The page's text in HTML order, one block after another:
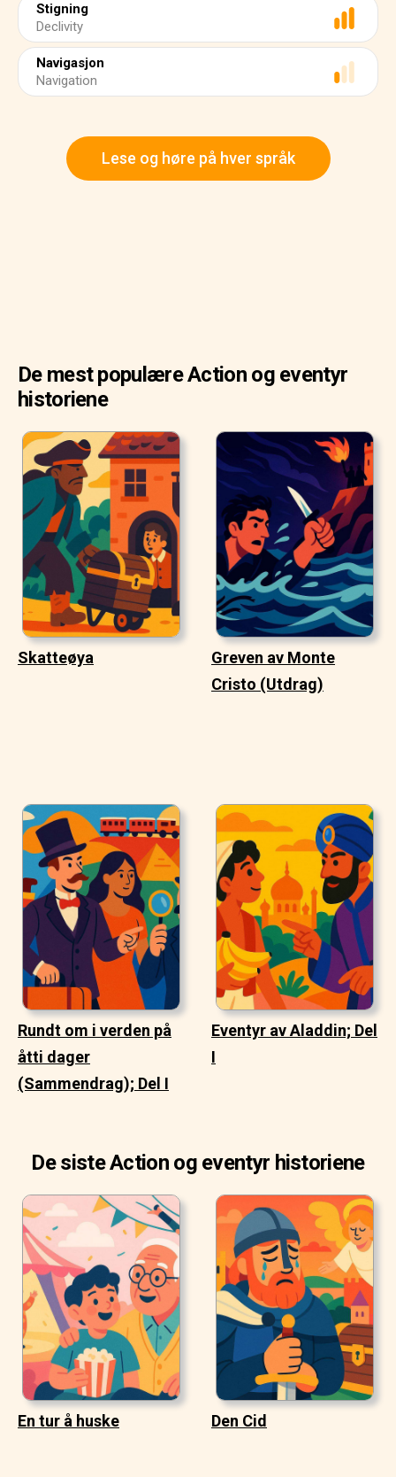
Stigning
Declivity
Navigasjon
Navigation
Lese og høre på hver språk
De mest populære Action og eventyr
historiene
Skatteøya
Greven av Monte
Cristo (Utdrag)
Rundt om i verden på
åtti dager
(Sammendrag); Del I
Eventyr av Aladdin; Del
I
De siste Action og eventyr historiene
En tur å huske Den Cid